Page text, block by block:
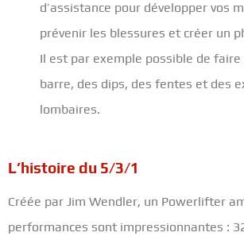
d’assistance pour développer vos
prévenir les blessures et créer un
Il est par exemple possible de
barre, des dips, des fentes et des
lombaires.
L’histoire du 5/3/1
Créée par Jim Wendler, un Powerlifter
performances sont impressionnantes :